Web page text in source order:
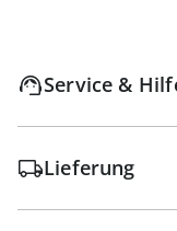
Service &
Lieferung